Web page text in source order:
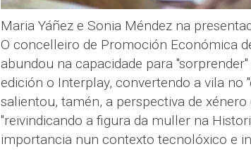
Maria Yáñez e Sonia Méndez na
O concelleiro de Promoción Económica
abundou na capacidade para
edición o Interplay, convertendo a vila no
salientou, tamén, a perspectiva de
"reivindicando a figura da muller na
importancia nun contexto tecnolóxico e